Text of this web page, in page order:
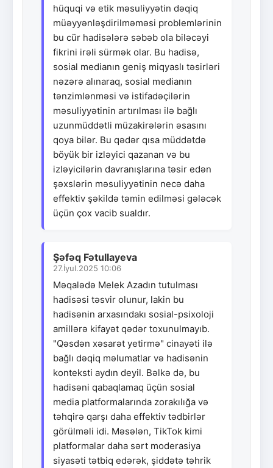
hüquqi və etik məsuliyyətin dəqiq
müəyyənləşdirilməməsi problemlərinin
bu cür hadisələrə səbəb ola biləcəyi
fikrini irəli sürmək olar. Bu hadisə,
sosial medianın geniş miqyaslı təsirləri
nəzərə alınaraq, sosial medianın
tənzimlənməsi və istifadəçilərin
məsuliyyətinin artırılması ilə bağlı
uzunmüddətli müzakirələrin əsasını
qoya bilər. Bu qədər qısa müddətdə
böyük bir izləyici qazanan və bu
izləyicilərin davranışlarına təsir edən
şəxslərin məsuliyyətinin necə daha
effektiv şəkildə təmin edilməsi gələcək
üçün çox vacib sualdır.
Şəfəq Fətullayeva
27.İyul.2025 10:06
Məqalədə Melek Azadın tutulması
hadisəsi təsvir olunur, lakin bu
hadisənin arxasındakı sosial-psixoloji
amillərə kifayət qədər toxunulmayıb.
"Qəsdən xəsarət yetirmə" cinayəti ilə
bağlı dəqiq məlumatlar və hadisənin
konteksti aydın deyil. Bəlkə də, bu
hadisəni qabaqlamaq üçün sosial
media platformalarında zorakılığa və
təhqirə qarşı daha effektiv tədbirlər
görülməli idi. Məsələn, TikTok kimi
platformalar daha sərt moderasiya
siyasəti tətbiq edərək, şiddətə təhrik